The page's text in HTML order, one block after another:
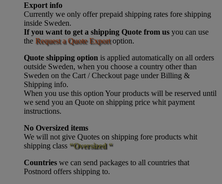
Export info
Currently we only offer prepaid shipping rates fore shipping
inside Sweden.
If you want to get a shipping Quote from us you can use
the Request a Quote Exportoption.
Quote shipping option is applied automatically on all orders
outside Sweden, when you choose a country other than
Sweden on the Cart / Checkout page under Billing &
Shipping info.
When you use this option Your products will be reserved until
we send you an Quote on shipping price whit payment
instructions.
No Oversized items
We will not give Quotes on shipping fore products whit
shipping class “Oversized “
Countries we can send packages to all countries that
Postnord offers shipping to.